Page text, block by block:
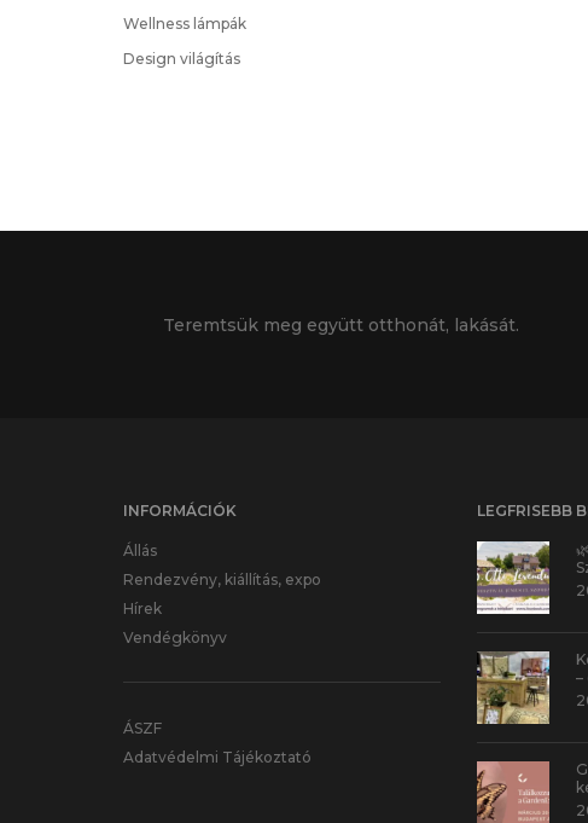
Wellness lámpák
Design világítás
Teremtsük meg együtt otthonát, lakását.
INFORMÁCIÓK
Állás
Rendezvény, kiállítás, expo
Hírek
Vendégkönyv
ÁSZF
Adatvédelmi Tájékoztató
LEGFRISEBB
–